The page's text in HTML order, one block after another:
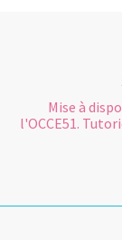
Mise à
l'OCCE51.